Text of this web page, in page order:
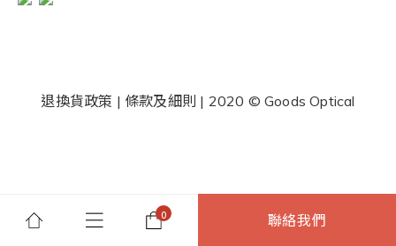
聯絡我們
退換貨政策 | 條款及細則 | 2020 © Goods Optical